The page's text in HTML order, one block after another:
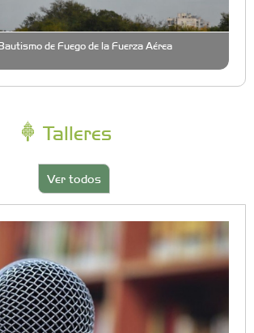
de Fuego de la Fuerza Aérea
Talleres
Ver todos